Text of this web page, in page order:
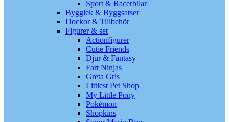
Sport & Racerbilar
Bygglek & Byggsatser
Dockor & Tillbehör
Figurer & set
Actionfigurer
Cutie Friends
Djur & Fantasy
Fart Ninjas
Greta Gris
Littlest Pet Shop
My Little Pony
Pokémon
Shopkins